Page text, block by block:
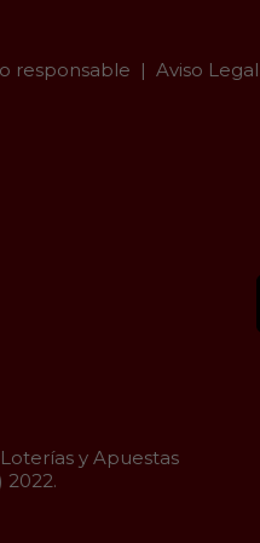
responsable Aviso Legal
y Apuestas
2022.